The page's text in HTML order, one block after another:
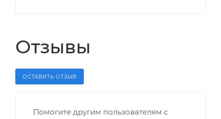
Отзывы
ОСТАВИТЬ ОТЗЫВ
Помогите другим пользователям с